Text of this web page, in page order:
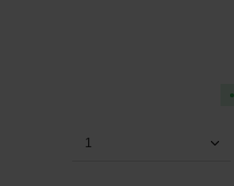
Produkt Anzahl: